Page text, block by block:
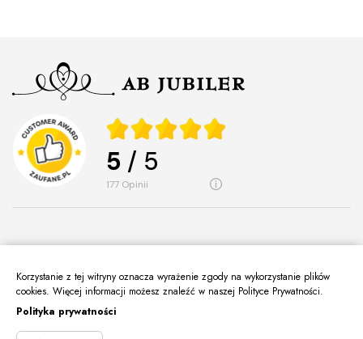
5 / 5
177 opinii
O Nas
Informacje
Korzystanie z tej witryny oznacza wyrażenie zgody na wykorzystanie plików
cookies. Więcej informacji możesz znaleźć w naszej Polityce Prywatności.
Polityka prywatności